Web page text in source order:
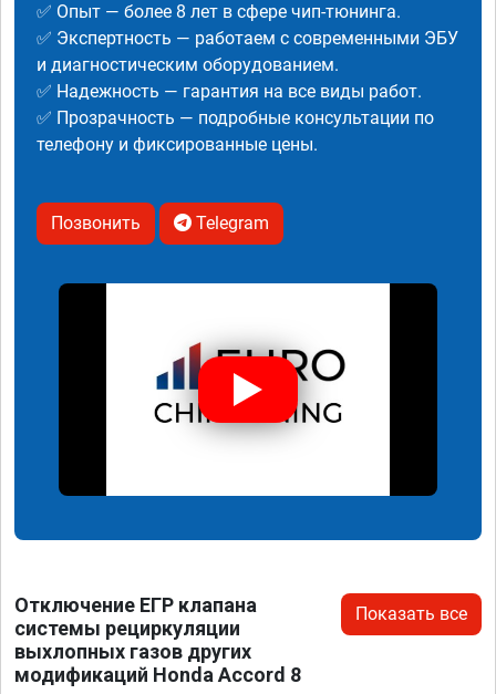
✅ Опыт — более 8 лет в сфере чип-тюнинга.
✅ Экспертность — работаем с современными ЭБУ
и диагностическим оборудованием.
✅ Надежность — гарантия на все виды работ.
✅ Прозрачность — подробные консультации по
телефону и фиксированные цены.
Позвонить Telegram
Отключение ЕГР клапана
системы рециркуляции
выхлопных газов других
модификаций Honda Accord 8
Показать все